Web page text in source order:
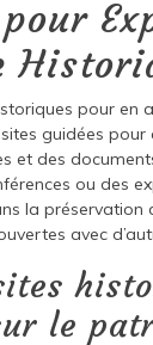
pour en
guidées
et des
ou des
la préservation
avec
le